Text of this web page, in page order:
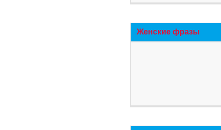
Женские фразы